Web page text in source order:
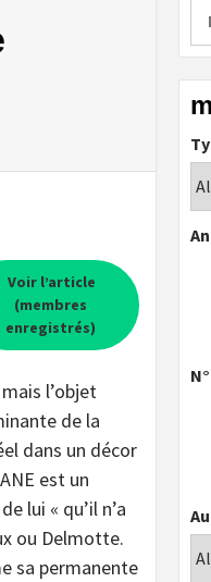
Voir l’article
(membres
enregistrés)
l’objet
de la
dans un décor
est un
lui « qu’il n’a
ou Delmotte.
sa permanente